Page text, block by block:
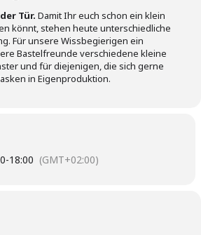
Tür. Damit Ihr euch schon ein klein
könnt, stehen heute unterschiedliche
Für unsere Wissbegierigen ein
Bastelfreunde verschiedene kleine
und für diejenigen, die sich gerne
in Eigenproduktion.
-18:00 (GMT+02:00)